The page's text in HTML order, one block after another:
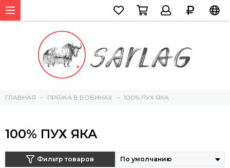
ГЛАВНАЯ ПРЯЖА В БОБИНАХ 100% ПУХ ЯКА
100% ПУХ ЯКА
Фильтр товаров